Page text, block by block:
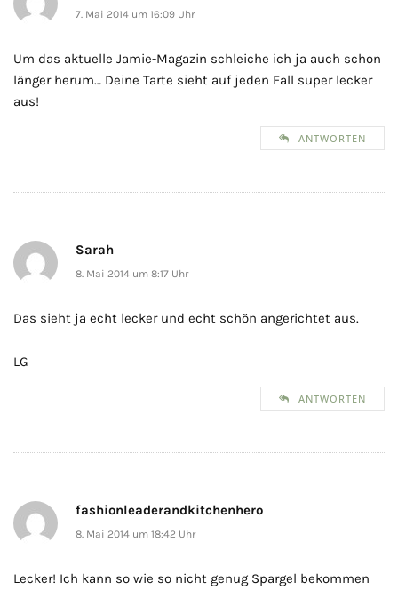
7. Mai 2014 um 16:09 Uhr
Um das aktuelle Jamie-Magazin schleiche ich ja auch schon
länger herum… Deine Tarte sieht auf jeden Fall super lecker
aus!
ANTWORTEN
Sarah
8. Mai 2014 um 8:17 Uhr
Das sieht ja echt lecker und echt schön angerichtet aus.
LG
ANTWORTEN
fashionleaderandkitchenhero
8. Mai 2014 um 18:42 Uhr
Lecker! Ich kann so wie so nicht genug Spargel bekommen